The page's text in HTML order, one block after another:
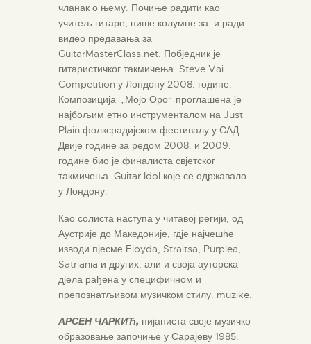
чланак о њему. Почиње радити као
учитељ гитаре, пише колумне за и ради
видео предавања за
GuitarMasterClass.net. Побједник је
гитаристичког такмичења Steve Vai
Competition у Лондону 2008. године.
Композиција „Мојо Оро“ проглашена је
најбољим етно инструменталом на Just
Plain фолксрадијском фестивалу у САД.
Двије године за редом 2008. и 2009.
године био је финалиста свјетског
такмичења Guitar Idol које се одржавало
у Лондону.
Као солиста наступа у читавој регији, од
Аустрије до Македоније, гдје најчешће
изводи пјесме Floyda, Straitsa, Purplea,
Satriania и других, али и своја ауторска
дјела рађена у специфичном и
препознатљивом музичком стилу. muzike.
АРСЕН ЧАРКИЋ, пијаниста своје музичко
образовање започиње у Сарајеву 1985.